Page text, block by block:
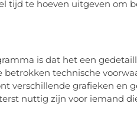
tijd te hoeven uitgeven om
is dat het een
technische
verschillende grafieken en
nuttig zijn voor iemand